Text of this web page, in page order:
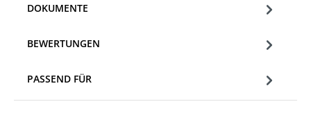
DOKUMENTE
BEWERTUNGEN
PASSEND FÜR